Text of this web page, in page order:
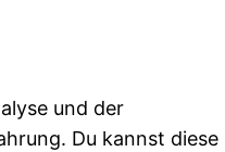
und der
Du kannst diese